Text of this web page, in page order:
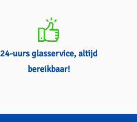
24-uurs glasservice, altijd
bereikbaar!